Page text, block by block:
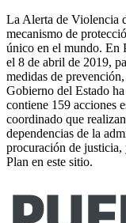
La Alerta de Violencia
mecanismo de
único en el mundo. En
el 8 de abril de 2019,
medidas de
Gobierno del Estado
contiene 159 acciones
coordinado que
dependencias de la
procuración de
Plan en este sitio.